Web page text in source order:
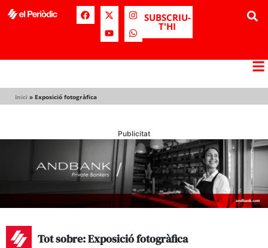
SUBSCRIU-
T'HI
Inici » Exposició fotogràfica
Publicitat
Tot sobre: Exposició fotogràfica